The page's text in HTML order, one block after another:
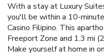
With a stay at Luxury
you'll be within a 10-
Casino Filipino. This
Freeport Zone and 1.3 mi
Make yourself at home in